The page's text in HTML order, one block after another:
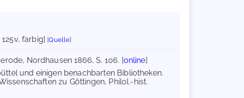
125v, farbig] [Quelle]
Nordhausen 1866, S. 106. [online]
und einigen benachbarten Bibliotheken.
zu Göttingen, Philol.-hist.